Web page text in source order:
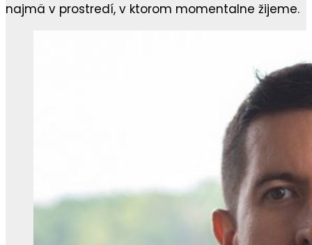
najmä v prostredí, v ktorom momentalne žijeme.